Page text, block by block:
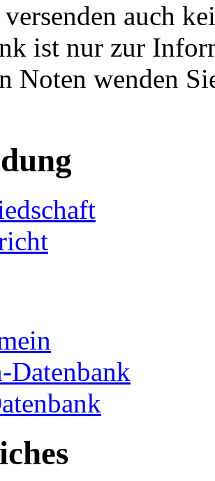
auch
ist nur zur
Noten wenden
Datenbank